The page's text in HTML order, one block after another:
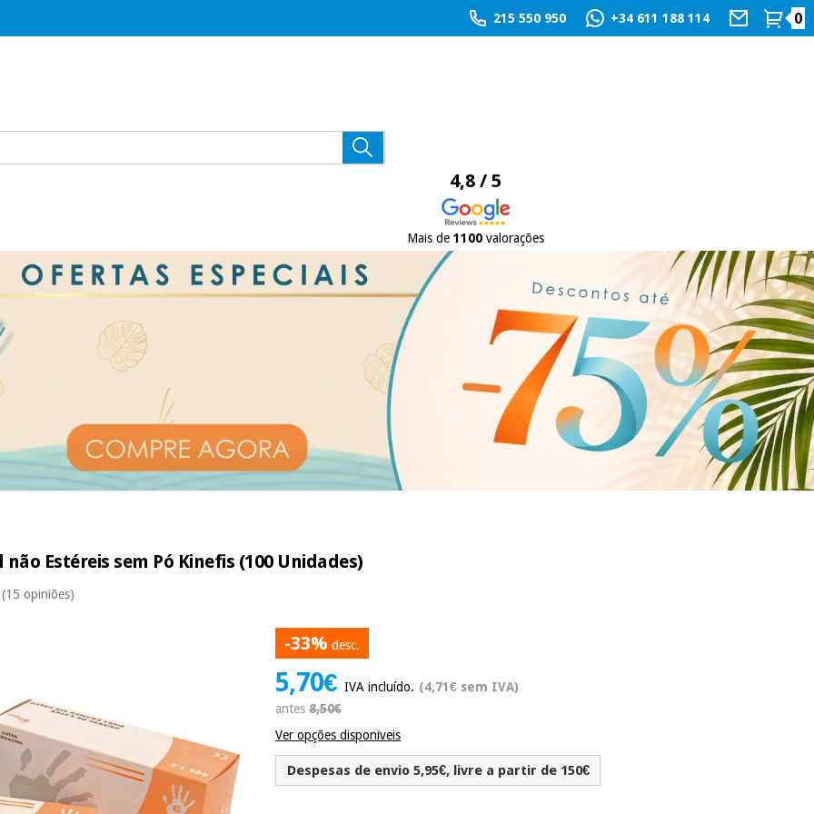
215 550 950 +34 611 188 114 0
4,8 / 5
Mais de 1100valorações
Estéreis sem Pó Kinefis (100 Unidades)
(15 opiniões)
-33% desc.
5,70€IVA incluído. (4,71€ sem IVA)
antes8,50€
Ver opções disponiveis
Despesas de envio 5,95€, livre a partir de 150€